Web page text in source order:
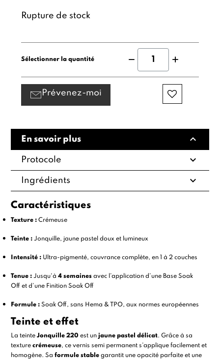
Rupture de stock
Sélectionner la quantité
Prévenez-moi
En savoir plus expand_less
Protocole expand_more
Ingrédients expand_more
Caractéristiques
Texture : Crémeuse
Teinte :Jonquille, jaune pastel doux et lumineux
Intensité : Ultra-pigmenté, couvrance complète, en 1 à 2 couches
Tenue : Jusqu'à4 semaines avec l’application d’une Base Soak
Off et d’une Finition Soak Off
Formule : Soak Off, sans Hema & TPO, aux normes européennes
Teinte et effet
La teinteJonquille 220 est unjaune pastel délicat. Grâce à sa
texturecrémeuse, ce vernis semi permanent s’applique facilement et
homogène. Saformule stable garantit une opacité parfaite et une